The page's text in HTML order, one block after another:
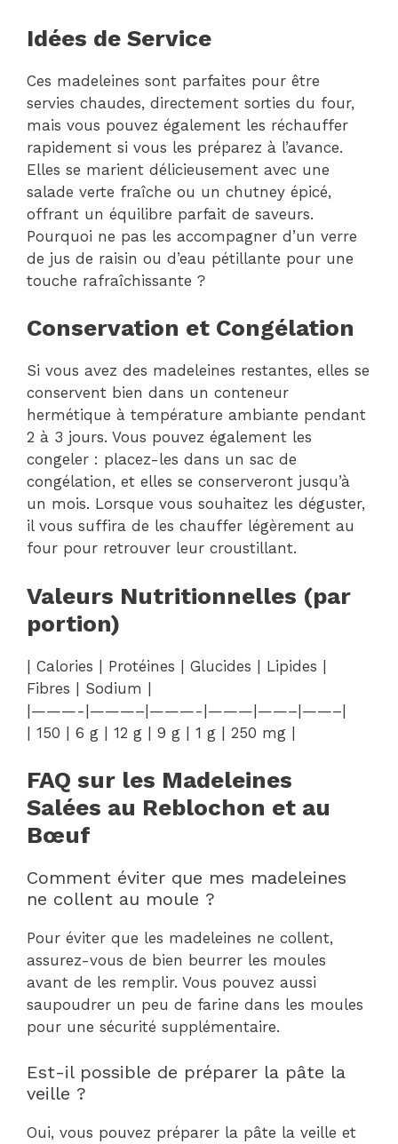
Idées de Service
Ces madeleines sont parfaites pour être
servies chaudes, directement sorties du four,
mais vous pouvez également les réchauffer
rapidement si vous les préparez à l’avance.
Elles se marient délicieusement avec une
salade verte fraîche ou un chutney épicé,
offrant un équilibre parfait de saveurs.
Pourquoi ne pas les accompagner d’un verre
de jus de raisin ou d’eau pétillante pour une
touche rafraîchissante ?
Conservation et Congélation
Si vous avez des madeleines restantes, elles se
conservent bien dans un conteneur
hermétique à température ambiante pendant
2 à 3 jours. Vous pouvez également les
congeler : placez-les dans un sac de
congélation, et elles se conserveront jusqu’à
un mois. Lorsque vous souhaitez les déguster,
il vous suffira de les chauffer légèrement au
four pour retrouver leur croustillant.
Valeurs Nutritionnelles (par
portion)
| Calories | Protéines | Glucides | Lipides |
Fibres | Sodium |
|———-|———–|———-|———|——–|——–|
| 150 | 6 g | 12 g | 9 g | 1 g | 250 mg |
FAQ sur les Madeleines
Salées au Reblochon et au
Bœuf
Comment éviter que mes madeleines
ne collent au moule ?
Pour éviter que les madeleines ne collent,
assurez-vous de bien beurrer les moules
avant de les remplir. Vous pouvez aussi
saupoudrer un peu de farine dans les moules
pour une sécurité supplémentaire.
Est-il possible de préparer la pâte la
veille ?
Oui, vous pouvez préparer la pâte la veille et